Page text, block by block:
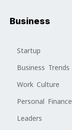
Business
Startup
Business Trends
Work Culture
Personal Finance
Leaders